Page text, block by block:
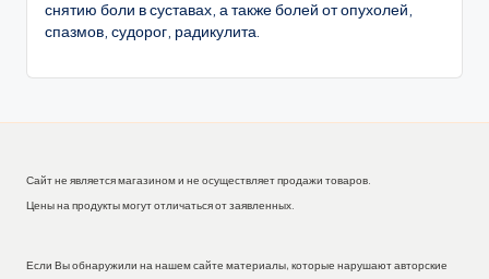
снятию боли в суставах, а также болей от опухолей,
спазмов, судорог, радикулита.
Сайт не является магазином и не осуществляет продажи товаров.
Цены на продукты могут отличаться от заявленных.
Если Вы обнаружили на нашем сайте материалы, которые нарушают авторские